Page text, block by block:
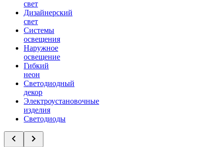
свет
Дизайнерский
свет
Системы
освещения
Наружное
освещение
Гибкий
неон
Светодиодный
декор
Электроустановочные
изделия
Светодиоды